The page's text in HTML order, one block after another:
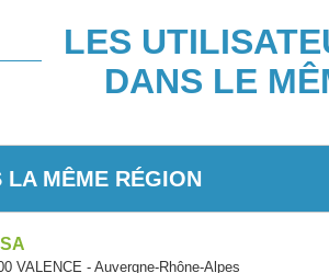
LES
DANS LE
LA MÊME RÉGION
VALENCE - Auvergne-Rhône-Alpes